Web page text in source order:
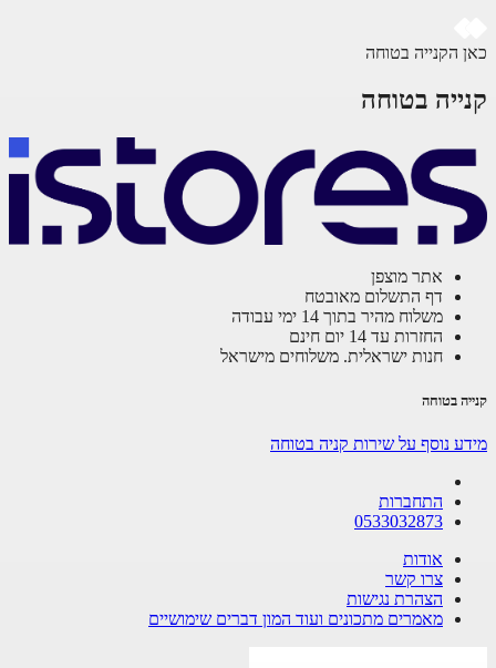
כאן הקנייה בטוחה
קנייה בטוחה
אתר מוצפן
דף התשלום מאובטח
משלוח מהיר בתוך 14 ימי עבודה
החזרות עד 14 יום חינם
חנות ישראלית. משלוחים מישראל
קנייה בטוחה
מידע נוסף על שירות קניה בטוחה
התחברות
0533032873
אודות
צרו קשר
הצהרת נגישות
מאמרים מתכונים ועוד המון דברים שימושיים